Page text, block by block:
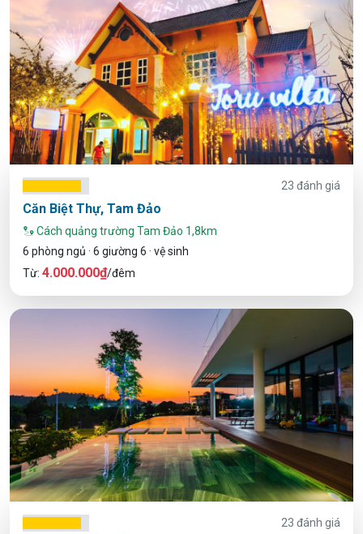
23 đánh giá
Căn Biệt Thự, Tam Đảo
Cách quảng trường Tam Đảo 1,8km
6 phòng ngủ · 6 giường 6 · vệ sinh
Từ: 4.000.000₫/đêm
23 đánh giá